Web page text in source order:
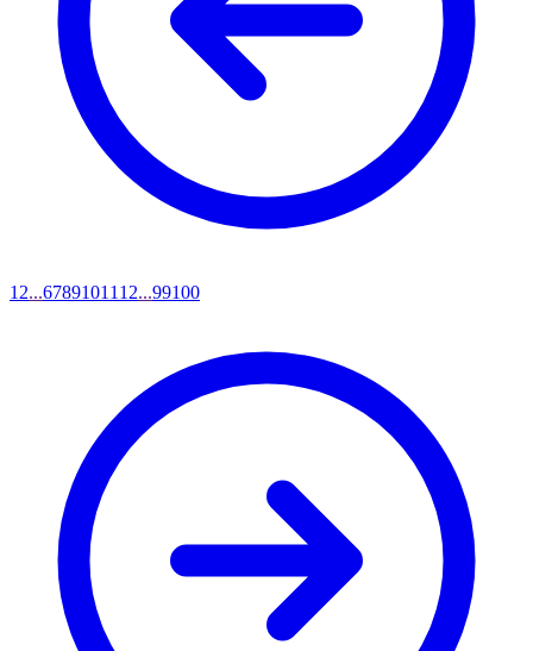
1 2...67891011 12...99100